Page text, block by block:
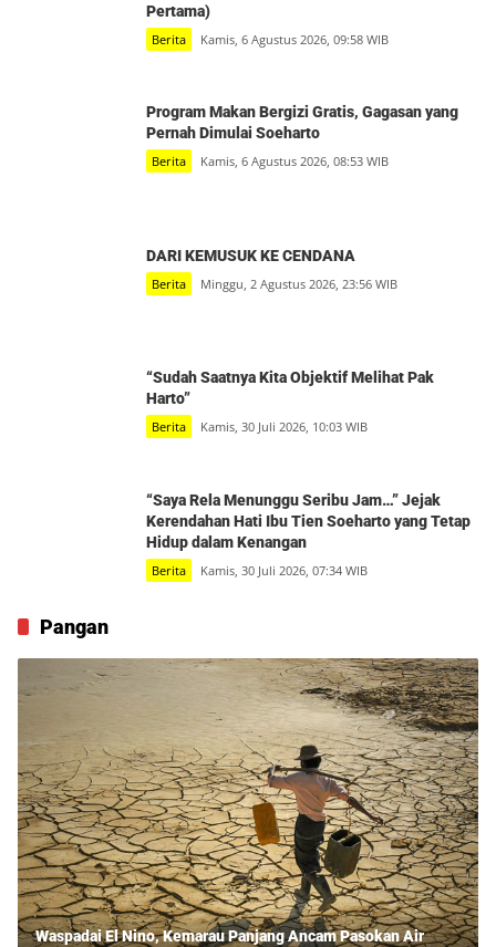
Pertama)
Berita Kamis, 6 Agustus 2026, 09:58 WIB
Program Makan Bergizi Gratis, Gagasan yang
Pernah Dimulai Soeharto
Berita Kamis, 6 Agustus 2026, 08:53 WIB
DARI KEMUSUK KE CENDANA
Berita Minggu, 2 Agustus 2026, 23:56 WIB
“Sudah Saatnya Kita Objektif Melihat Pak
Harto”
Berita Kamis, 30 Juli 2026, 10:03 WIB
“Saya Rela Menunggu Seribu Jam…” Jejak
Kerendahan Hati Ibu Tien Soeharto yang Tetap
Hidup dalam Kenangan
Berita Kamis, 30 Juli 2026, 07:34 WIB
Pangan
Waspadai El Nino, Kemarau Panjang Ancam Pasokan Air